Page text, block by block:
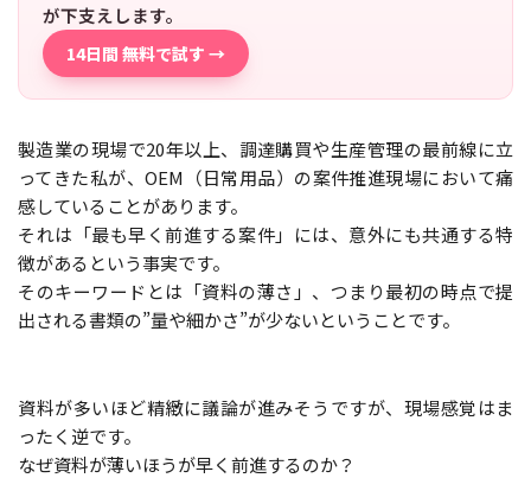
が下支えします。
14日間 無料で試す →
製造業の現場で20年以上、調達購買や生産管理の最前線に立
ってきた私が、OEM（日常用品）の案件推進現場において痛
感していることがあります。
それは「最も早く前進する案件」には、意外にも共通する特
徴があるという事実です。
そのキーワードとは「資料の薄さ」、つまり最初の時点で提
出される書類の”量や細かさ”が少ないということです。
資料が多いほど精緻に議論が進みそうですが、現場感覚はま
ったく逆です。
なぜ資料が薄いほうが早く前進するのか？